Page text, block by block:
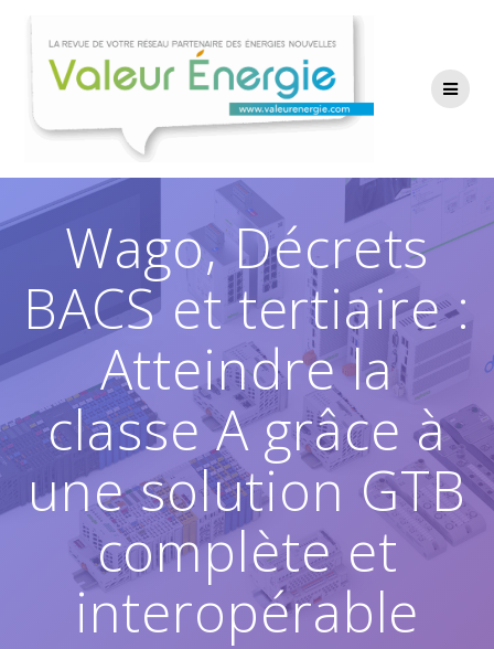
contenu
Wago, Décrets
BACS et tertiaire :
Atteindre la
classe A grâce à
une solution GTB
complète et
interopérable